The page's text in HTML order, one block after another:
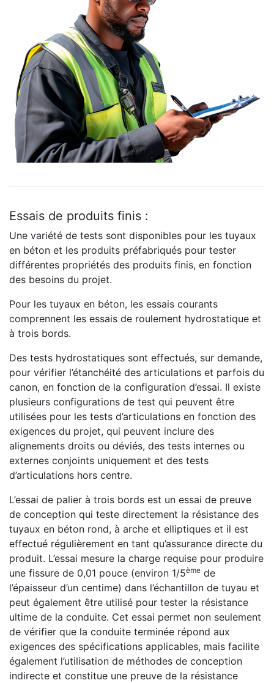
Essais de produits finis :
Une variété de tests sont disponibles pour les tuyaux
en béton et les produits préfabriqués pour tester
différentes propriétés des produits finis, en fonction
des besoins du projet.
Pour les tuyaux en béton, les essais courants
comprennent les essais de roulement hydrostatique et
à trois bords.
Des tests hydrostatiques sont effectués, sur demande,
pour vérifier l’étanchéité des articulations et parfois du
canon, en fonction de la configuration d’essai. Il existe
plusieurs configurations de test qui peuvent être
utilisées pour les tests d’articulations en fonction des
exigences du projet, qui peuvent inclure des
alignements droits ou déviés, des tests internes ou
externes conjoints uniquement et des tests
d’articulations hors centre.
L’essai de palier à trois bords est un essai de preuve
de conception qui teste directement la résistance des
tuyaux en béton rond, à arche et elliptiques et il est
effectué régulièrement en tant qu’assurance directe du
produit. L’essai mesure la charge requise pour produire
une fissure de 0,01 pouce (environ 1/5ème de
l’épaisseur d’un centime) dans l’échantillon de tuyau et
peut également être utilisé pour tester la résistance
ultime de la conduite. Cet essai permet non seulement
de vérifier que la conduite terminée répond aux
exigences des spécifications applicables, mais facilite
également l’utilisation de méthodes de conception
indirecte et constitue une preuve de la résistance